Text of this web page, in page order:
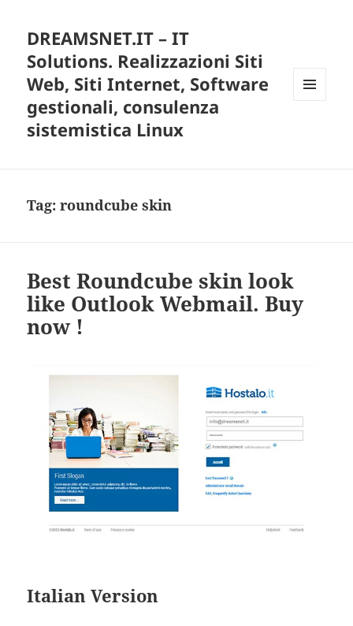
DREAMSNET.IT – IT
Solutions. Realizzazioni Siti
Web, Siti Internet, Software
gestionali, consulenza
sistemistica Linux
Tag:roundcube skin
Best Roundcube skin look
like Outlook Webmail. Buy
now !
Italian Version